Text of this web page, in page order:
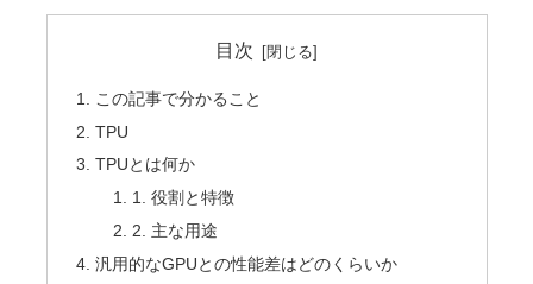
目次
この記事で分かること
TPU
TPUとは何か
1. 役割と特徴
2. 主な用途
汎用的なGPUとの性能差はどのくらいか